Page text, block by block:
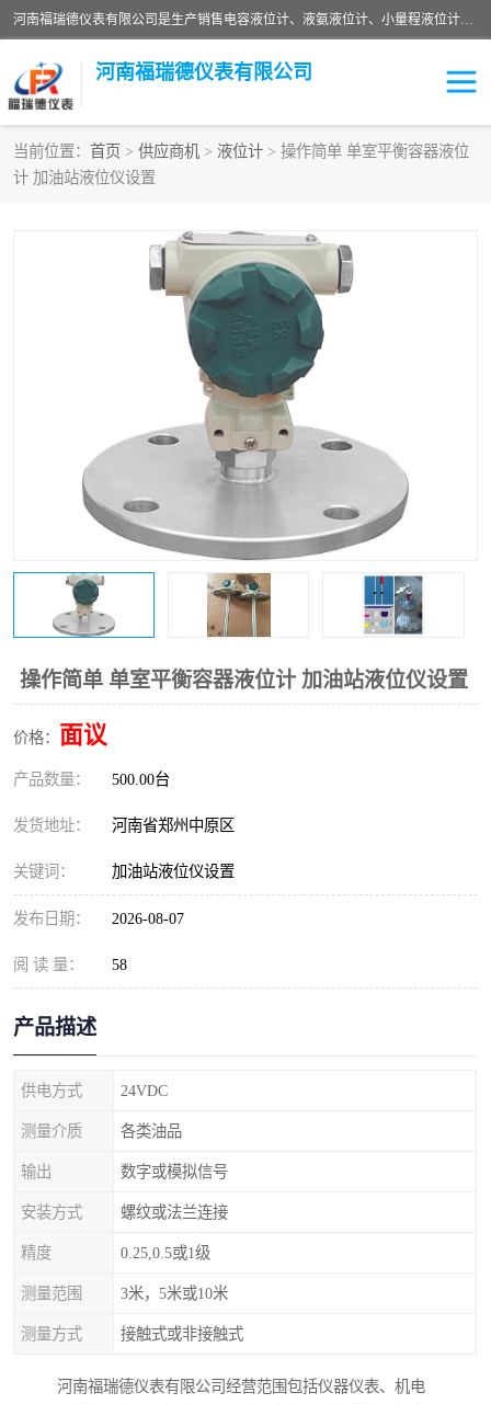
河南福瑞德仪表有限公司是生产销售电容液位计、液氨液位计、小量程液位计定制、智能锅炉水位计、液氮液位计等；并在产品开发、研制的过程中，吸取国内外仪器仪表的技术精华，建立了一支高、精、尖的科研开发队伍，使产品性能不断升级。
河南福瑞德仪表有限公司
当前位置： 首页 > 供应商机 > 液位计 > 操作简单 单室平衡容器液位
计 加油站液位仪设置
操作简单 单室平衡容器液位计 加油站液位仪设置
价格： 面议
产品数量： 500.00台
发货地址： 河南省郑州中原区
关键词： 加油站液位仪设置
发布日期： 2026-08-07
阅 读 量： 58
产品描述
供电方式 24VDC
测量介质 各类油品
输出 数字或模拟信号
安装方式 螺纹或法兰连接
精度 0.25,0.5或1级
测量范围 3米，5米或10米
测量方式 接触式或非接触式
河南福瑞德仪表有限公司经营范围包括仪器仪表、机电
液位计
流量传感器
液氮液位计
液位计传感器定制
物位计
油量传感器 测漏仪
温度变送器 锅炉水位计
电容液位计
流量仪表 加油站液位仪